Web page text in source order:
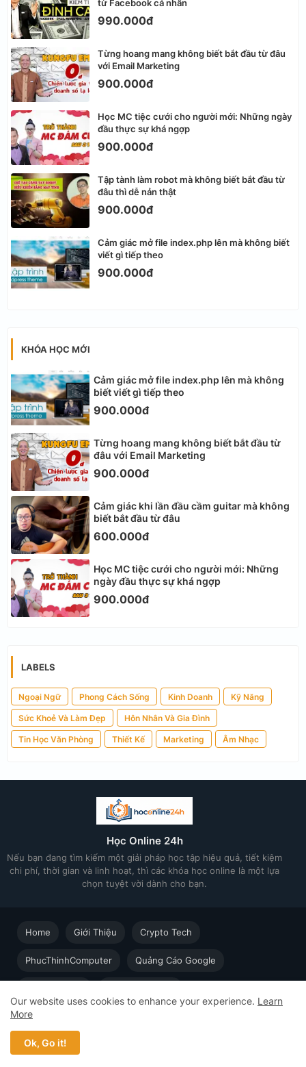
từ Facebook cá nhân
990.000đ
Từng hoang mang không biết bắt đầu từ đâu
với Email Marketing
900.000đ
Học MC tiệc cưới cho người mới: Những ngày
đầu thực sự khá ngợp
900.000đ
Tập tành làm robot mà không biết bắt đầu từ
đâu thì dễ nản thật
900.000đ
Cảm giác mở file index.php lên mà không biết
viết gì tiếp theo
900.000đ
KHÓA HỌC MỚI
Cảm giác mở file index.php lên mà không
biết viết gì tiếp theo
900.000đ
Từng hoang mang không biết bắt đầu từ
đâu với Email Marketing
900.000đ
Cảm giác khi lần đầu cầm guitar mà không
biết bắt đầu từ đâu
600.000đ
Học MC tiệc cưới cho người mới: Những
ngày đầu thực sự khá ngợp
900.000đ
LABELS
Ngoại Ngữ Phong Cách Sống Kinh Doanh Kỹ Năng
Sức Khoẻ Và Làm Đẹp Hôn Nhân Và Gia Đình
Tin Học Văn Phòng Thiết Kế Marketing Âm Nhạc
Học Online 24h
Nếu bạn đang tìm kiếm một giải pháp học tập hiệu quả, tiết kiệm
chi phí, thời gian và linh hoạt, thì các khóa học online là một lựa
chọn tuyệt vời dành cho bạn.
Học Online cùng Chuyên gia - Khóa học trực tuyến dành cho
người đi làm © 2023 - 2026 Học Online 24h - Design by
Web5s.net
Home Giới Thiệu Crypto Tech
PhucThinhComputer Quảng Cáo Google
Our website uses cookies to enhance your experience. Learn
More
Ok, Go it!